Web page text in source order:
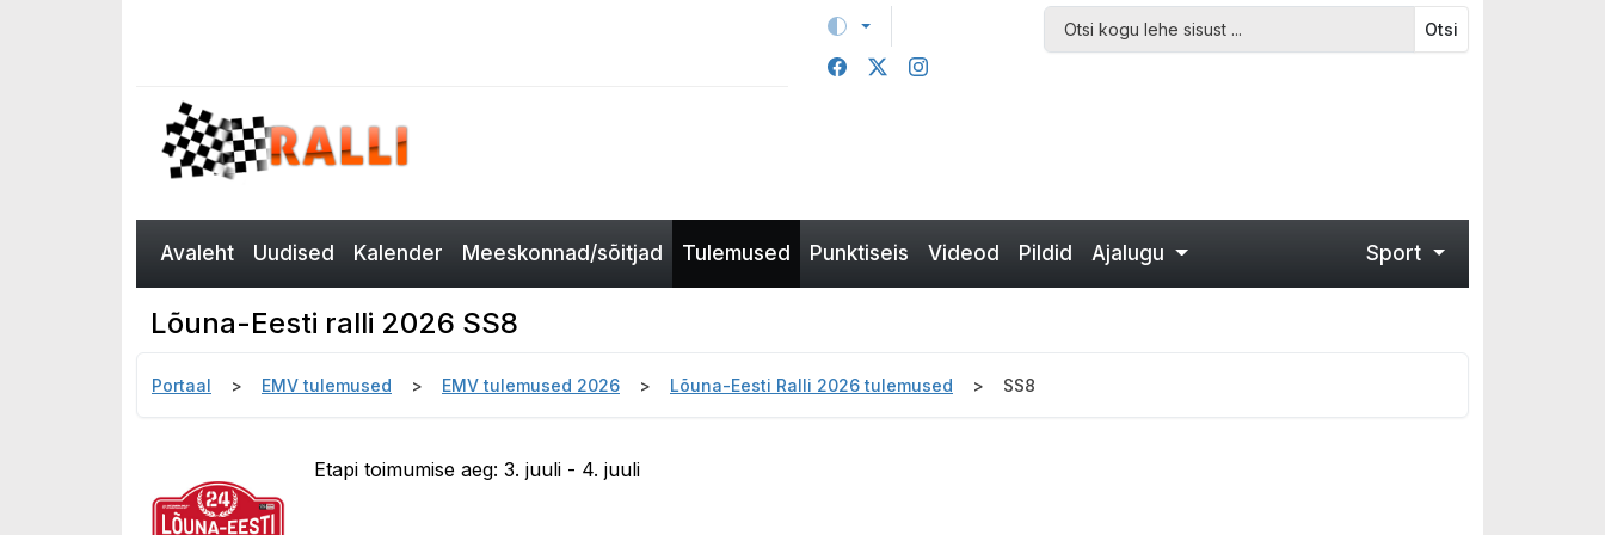
Otsi
Avaleht Uudised Kalender Meeskonnad/sõitjad Tulemused Punktiseis Videod Pildid Ajalugu Sport
Lõuna-Eesti ralli 2026 SS8
Portaal EMV tulemused EMV tulemused 2026 Lõuna-Eesti Ralli 2026 tulemused SS8
Etapi toimumise aeg: 3. juuli - 4. juuli